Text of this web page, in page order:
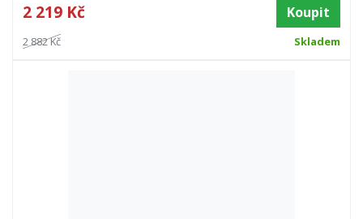
2 219 Kč Koupit
2 882 Kč Skladem